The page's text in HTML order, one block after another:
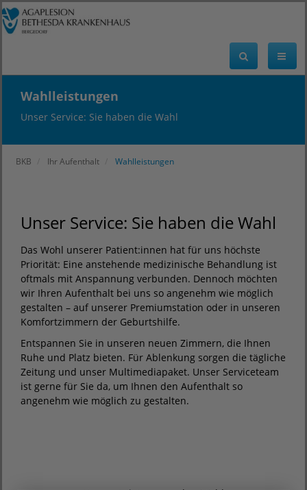
Wahlleistungen
Unser Service: Sie haben die Wahl
BKB Ihr Aufenthalt Wahlleistungen
Unser Service: Sie haben die Wahl
Das Wohl unserer Patient:innen hat für uns höchste
Priorität: Eine anstehende medizinische Behandlung ist
oftmals mit Anspannung verbunden. Dennoch möchten
wir Ihren Aufenthalt bei uns so angenehm wie möglich
gestalten – auf unserer Premiumstation oder in unseren
Komfortzimmern der Geburtshilfe.
Entspannen Sie in unseren neuen Zimmern, die Ihnen
Ruhe und Platz bieten. Für Ablenkung sorgen die tägliche
Zeitung und unser Multimediapaket. Unser Serviceteam
ist gerne für Sie da, um Ihnen den Aufenthalt so
angenehm wie möglich zu gestalten.